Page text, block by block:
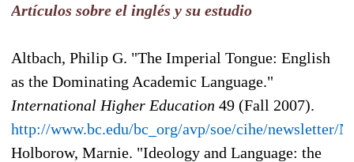
Artículos sobre el inglés y su estudio
Altbach, Philip G. "The Imperial Tongue: English
as the Dominating Academic Language."
International Higher Education 49 (Fall 2007).
http://www.bc.edu/bc_org/avp/soe/cihe/newsletter/
Holborow, Marnie. "Ideology and Language: the